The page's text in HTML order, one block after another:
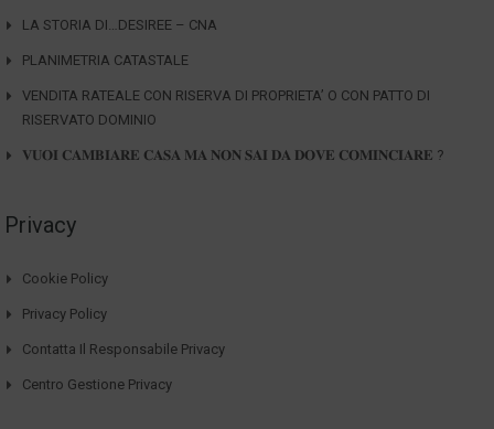
LA STORIA DI…DESIREE – CNA
PLANIMETRIA CATASTALE
VENDITA RATEALE CON RISERVA DI PROPRIETA’ O CON PATTO DI
RISERVATO DOMINIO
𝐕𝐔𝐎𝐈 𝐂𝐀𝐌𝐁𝐈𝐀𝐑𝐄 𝐂𝐀𝐒𝐀 𝐌𝐀 𝐍𝐎𝐍 𝐒𝐀𝐈 𝐃𝐀 𝐃𝐎𝐕𝐄 𝐂𝐎𝐌𝐈𝐍𝐂𝐈𝐀𝐑𝐄 ?
Privacy
Cookie Policy
Privacy Policy
Contatta Il Responsabile Privacy
Centro Gestione Privacy